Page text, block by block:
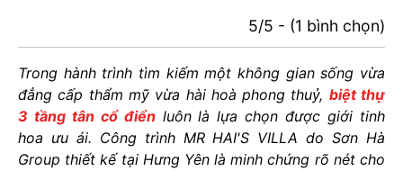
5/5 - (1 bình chọn)
Trong hành trình tìm kiếm một không gian sống vừa
đẳng cấp thẩm mỹ vừa hài hoà phong thuỷ, biệt thự
3 tầng tân cổ điểnluôn là lựa chọn được giới tinh
hoa ưu ái. Công trình MR HAI'S VILLA do Sơn Hà
Group thiết kế tại Hưng Yên là minh chứng rõ nét cho